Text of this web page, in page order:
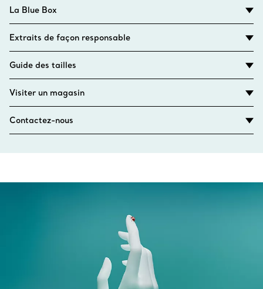
La Blue Box
Extraits de façon responsable
Guide des tailles
Visiter un magasin
Contactez-nous